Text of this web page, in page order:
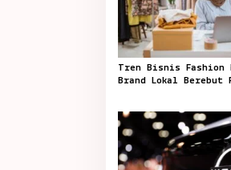
Tren Bisnis Fashion
Brand Lokal Berebut